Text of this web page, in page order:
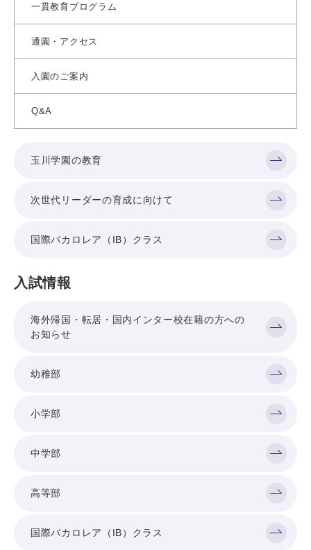
一貫教育プログラム
通園・アクセス
入園のご案内
Q&A
玉川学園の教育
次世代リーダーの育成に向けて
国際バカロレア（IB）クラス
入試情報
海外帰国・転居・国内インター校在籍の方への
お知らせ
幼稚部
小学部
中学部
高等部
国際バカロレア（IB）クラス